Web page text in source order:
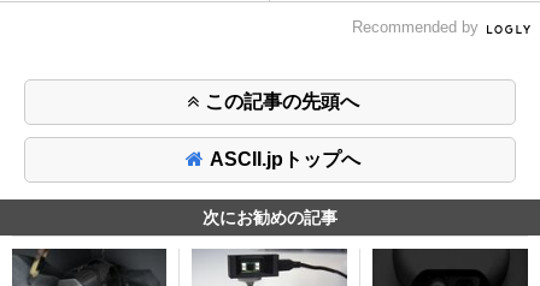
Recommended by
この記事の先頭へ
ASCII.jpトップへ
次にお勧めの記事